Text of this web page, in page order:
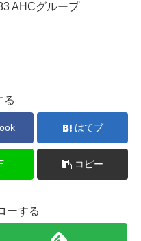
AHCグループ
る
はてブ
コピー
ーする